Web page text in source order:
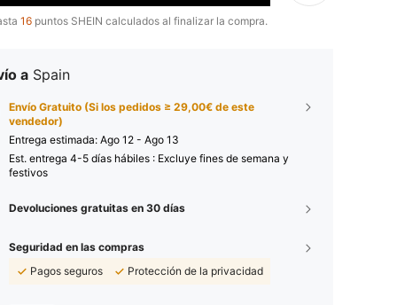
16 puntos SHEIN calculados al finalizar la compra.
a Spain
Envío Gratuito (Si los pedidos ≥ 29,00€ de este
vendedor)
Entrega estimada: Ago 12 - Ago 13
Est. entrega 4-5 días hábiles : Excluye fines de semana y
festivos
Devoluciones gratuitas en 30 días
Seguridad en las compras
Pagos seguros
Protección de la privacidad